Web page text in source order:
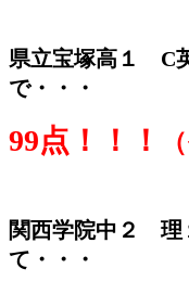
県立宝塚高１ C
で・・・
99点！！！
関西学院中２ 理
て・・・